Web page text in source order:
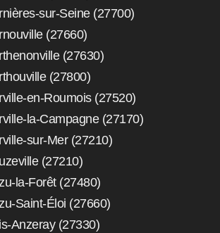
sur-Seine (27700)
(27660)
(27630)
(27800)
en-Roumois (27520)
la-Campagne (27170)
sur-Mer (27210)
(27210)
la-Forêt (27480)
Saint-Éloi (27660)
Anzeray (27330)